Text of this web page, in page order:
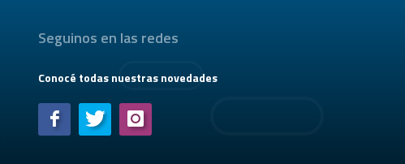
Seguinos en las redes
Conocé todas nuestras novedades